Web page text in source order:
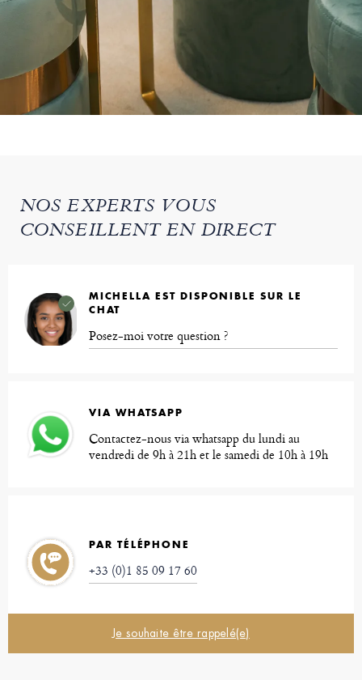
NOS EXPERTS VOUS
CONSEILLENT EN DIRECT
MICHELLA EST DISPONIBLE SUR LE
CHAT
Posez-moi votre question ?
VIA WHATSAPP
Contactez-nous via whatsapp du lundi au
vendredi de 9h à 21h et le samedi de 10h à 19h
PAR TÉLÉPHONE
+33 (0)1 85 09 17 60
Je souhaite être rappelé(e)